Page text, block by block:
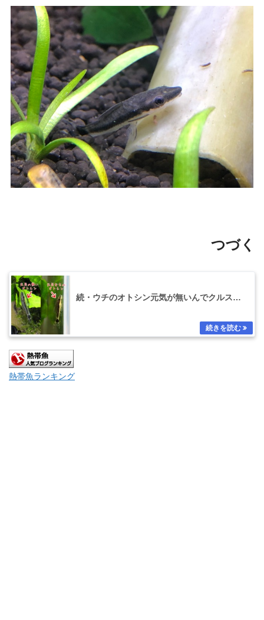
つづく
続・ウチのオトシン元気が無いんでクルス…
熱帯魚ランキング